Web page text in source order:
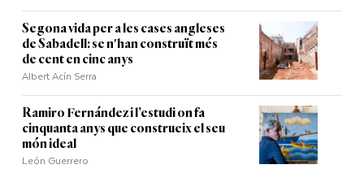
Segona vida per a les cases angleses
de Sabadell: se n'han construït més
de cent en cinc anys
Albert Acín Serra
Ramiro Fernández i l’estudi on fa
cinquanta anys que construeix el seu
món ideal
León Guerrero